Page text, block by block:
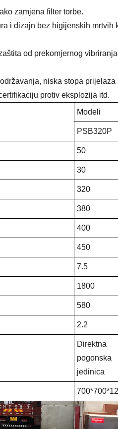
zamjena filter torbe.
i dizajn bez higiјenskih
od prekomjernog
niska stopa prijelaza
protiv eksplozija itd.
Modeli
PSB320P
50
30
320
380
400
450
7.5
1800
580
2.2
Direktna
pogonska
jedinica